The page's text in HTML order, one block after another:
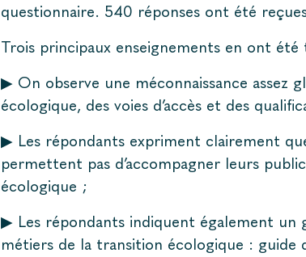
questionnaire. 540 réponses ont été
Trois principaux enseignements en ont été
▶ On observe une méconnaissance assez
écologique, des voies d’accès et des
▶ Les répondants expriment clairement
permettent pas d’accompagner leurs
écologique ;
▶ Les répondants indiquent également un
métiers de la transition écologique : guide